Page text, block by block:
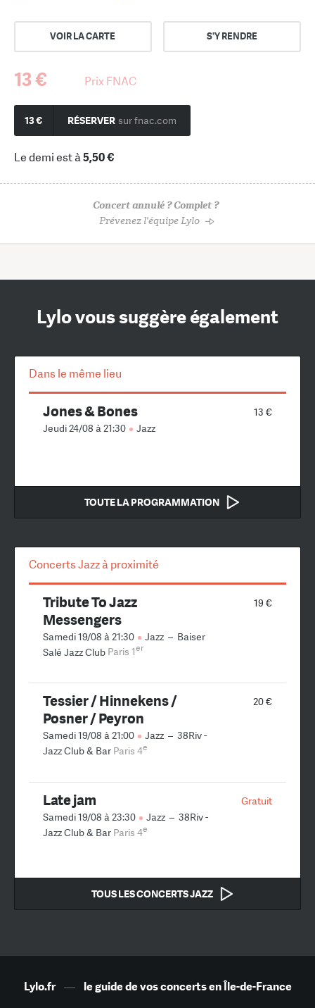
VOIR LA CARTE S'Y RENDRE
13 € Prix FNAC
13 € RÉSERVER sur fnac.com
Le demi est à5,50 €
Concert annulé ? Complet ?
Prévenez l'équipe Lylo
Lylo vous suggère également
Dans le même lieu
13 €
Jones & Bones
Jeudi 24/08 à 21:30 Jazz
TOUTE LA PROGRAMMATION
Concerts Jazz à proximité
19 €
Tribute To Jazz
Messengers
Samedi 19/08 à 21:30 Jazz – Baiser
Salé Jazz Club Paris 1er
20 €
Tessier / Hinnekens /
Posner / Peyron
Samedi 19/08 à 21:00 Jazz – 38Riv -
Jazz Club & Bar Paris 4e
Gratuit
Late jam
Samedi 19/08 à 23:30 Jazz – 38Riv -
Jazz Club & Bar Paris 4e
TOUS LES CONCERTS JAZZ
Lylo.fr— le guide de vos concerts en Île-de-France